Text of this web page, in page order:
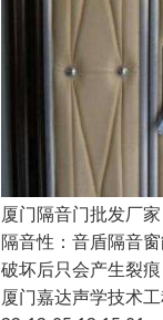
厦门隔音门批发厂
隔音性：音盾隔音
破坏后只会产生裂
厦门嘉达声学技术